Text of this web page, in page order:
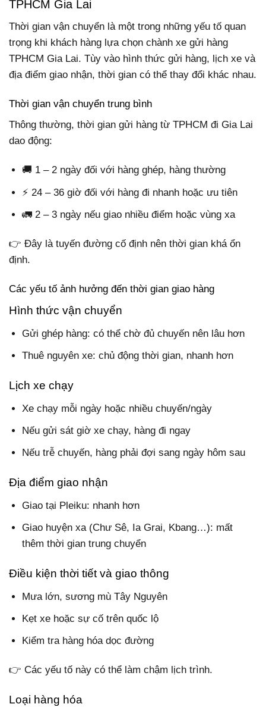
TPHCM Gia Lai
Thời gian vận chuyển là một trong những yếu tố quan
trọng khi khách hàng lựa chọn chành xe gửi hàng
TPHCM Gia Lai. Tùy vào hình thức gửi hàng, lịch xe và
địa điểm giao nhận, thời gian có thể thay đổi khác nhau.
Thời gian vận chuyển trung bình
Thông thường, thời gian gửi hàng từ TPHCM đi Gia Lai
dao động:
🚚 1 – 2 ngày đối với hàng ghép, hàng thường
⚡ 24 – 36 giờ đối với hàng đi nhanh hoặc ưu tiên
🚛 2 – 3 ngày nếu giao nhiều điểm hoặc vùng xa
👉 Đây là tuyến đường cố định nên thời gian khá ổn
định.
Các yếu tố ảnh hưởng đến thời gian giao hàng
Hình thức vận chuyển
Gửi ghép hàng: có thể chờ đủ chuyến nên lâu hơn
Thuê nguyên xe: chủ động thời gian, nhanh hơn
Lịch xe chạy
Xe chạy mỗi ngày hoặc nhiều chuyến/ngày
Nếu gửi sát giờ xe chạy, hàng đi ngay
Nếu trễ chuyến, hàng phải đợi sang ngày hôm sau
Địa điểm giao nhận
Giao tại Pleiku: nhanh hơn
Giao huyện xa (Chư Sê, Ia Grai, Kbang…): mất
thêm thời gian trung chuyển
Điều kiện thời tiết và giao thông
Mưa lớn, sương mù Tây Nguyên
Kẹt xe hoặc sự cố trên quốc lộ
Kiểm tra hàng hóa dọc đường
👉 Các yếu tố này có thể làm chậm lịch trình.
Loại hàng hóa